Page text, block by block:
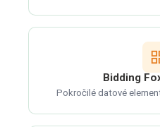
Bidding
Pokročilé datové